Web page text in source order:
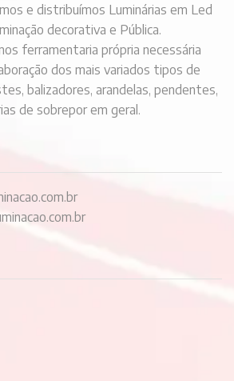
e distribuímos Luminárias em Led
decorativa e Pública.
ferramentaria própria necessária
dos mais variados tipos de
balizadores, arandelas, pendentes,
de sobrepor em geral.